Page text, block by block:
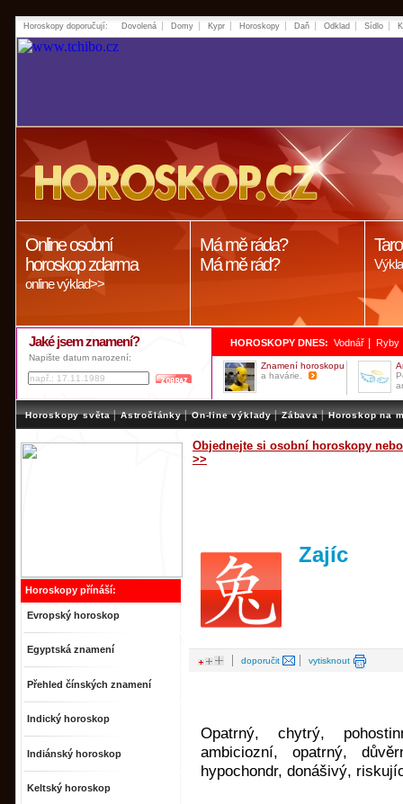
Horoskopy doporučují: Dovolená Domy Kypr Horoskopy Daň Odklad Sídlo
Online osobní
horoskop zdarma
online výklad>>
Má mě ráda?
Má mě rád?
Jaké jsem znamení?
Napište datum narození:
HOROSKOPY DNES: Vodnář Ryby
Znamení horoskopu
a havárie.
Horoskopy světa | Astročlánky | On-line výklady | Zábava | Horoskop na
Horoskopy přínáší:
Evropský horoskop
Egyptská znamení
Přehled čínských znamení
Indický horoskop
Indiánský horoskop
Keltský horoskop
Objednejte si osobní horoskopy
>>
Zajíc
| doporučit | vytisknout
Opatrný, chytrý,
ambiciozní, opatrný,
hypochondr, donášivý,